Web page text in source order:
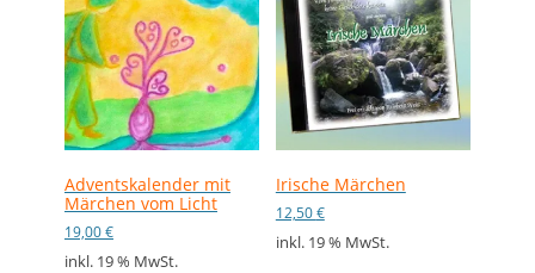
Adventskalender mit
Märchen vom Licht
19,00€
inkl. 19 % MwSt.
Irische Märchen
12,50€
inkl. 19 % MwSt.